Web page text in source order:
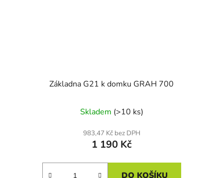
Základna G21 k domku GRAH 700
Skladem (>10 ks)
983,47 Kč bez DPH
1 190 Kč
DO KOŠÍKU